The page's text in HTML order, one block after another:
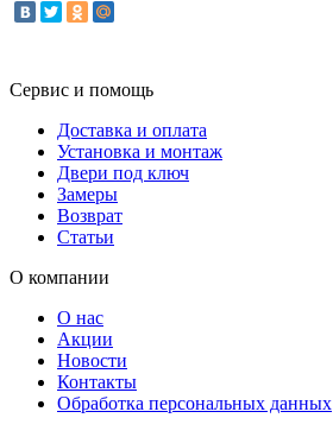
Сервис и помощь
Доставка и оплата
Установка и монтаж
Двери под ключ
Замеры
Возврат
Статьи
О компании
О нас
Акции
Новости
Контакты
Обработка персональных данных